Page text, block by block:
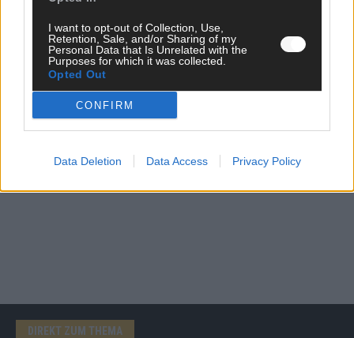
I want to opt-out of Collection, Use,
Retention, Sale, and/or Sharing of my
Personal Data that Is Unrelated with the
Purposes for which it was collected.
Opted Out
CONFIRM
Data Deletion Data Access Privacy Policy
DIREKT ZUM THEMA